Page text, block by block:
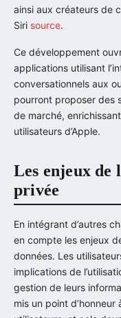
ainsi aux créateurs de
Siri source.
Ce développement
applications utilisant
conversationnels aux
pourront proposer des
de marché,
utilisateurs d’Apple.
Les enjeux de
privée
En intégrant d’autres
en compte les enjeux
données. Les
implications de
gestion de leurs
mis un point